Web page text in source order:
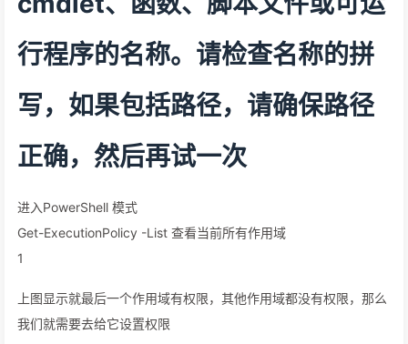
行程序的名称。请检查名称的拼
写，如果包括路径，请确保路径
正确，然后再试一次
进入PowerShell 模式
Get-ExecutionPolicy -List 查看当前所有作用域
1
上图显示就最后一个作用域有权限，其他作用域都没有权限，那么
我们就需要去给它设置权限